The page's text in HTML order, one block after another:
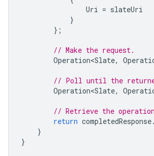
Uri = slateUri
// Make the request.
Operation<Slate,
// Poll until the
Operation<Slate,
// Retrieve the
return